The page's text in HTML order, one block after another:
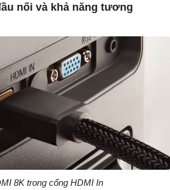
nối và khả năng tương
8K trong cổng HDMI In